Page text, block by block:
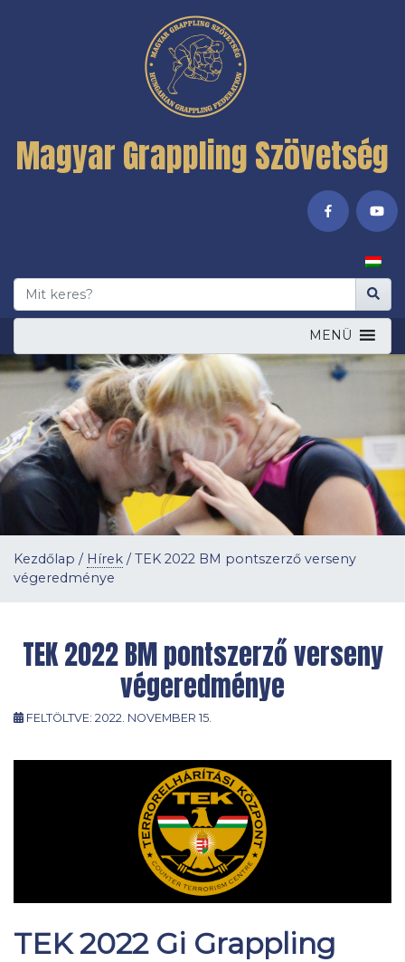
Magyar Grappling Szövetség
MENÜ
Kezdőlap / Hírek /TEK 2022 BM pontszerző verseny
végeredménye
TEK 2022 BM pontszerző verseny
végeredménye
FELTÖLTVE:2022. NOVEMBER 15.
TEK 2022 Gi Grappling